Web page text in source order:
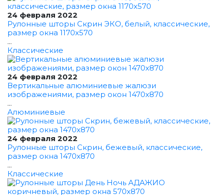
24 февраля 2022
Рулонные шторы Скрин ЭКО, белый, классические,
размер окна 1170x570
...
Классические
24 февраля 2022
Вертикальные алюминиевые жалюзи
изображениями, размер окон 1470x870
...
Алюминиевые
24 февраля 2022
Рулонные шторы Скрин, бежевый, классические,
размер окна 1470x870
...
Классические